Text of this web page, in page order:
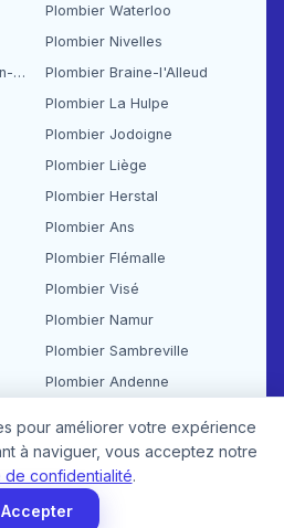
Plombier Waterloo
Plombier Nivelles
Plombier Ottignies-Louvain-la-Neuve
Plombier Braine-l'Alleud
Plombier La Hulpe
Plombier Jodoigne
Plombier Liège
Plombier Herstal
Plombier Ans
Plombier Flémalle
Plombier Visé
Plombier Namur
Plombier Sambreville
Plombier Andenne
Plombier Mettet
Plombier Charleroi
Plombier La Louvière
pour améliorer votre expérience
à naviguer, vous acceptez notre
de confidentialité.
Accepter